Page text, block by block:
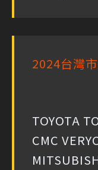
2024台灣
TOYOTA
CMC